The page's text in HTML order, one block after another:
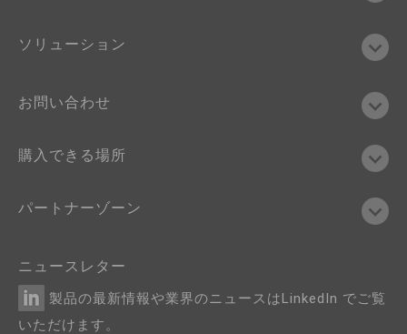
ソリューション
お問い合わせ
購入できる場所
パートナーゾーン
ニュースレター
製品の最新情報や業界のニュースはLinkedIn でご覧
いただけます。